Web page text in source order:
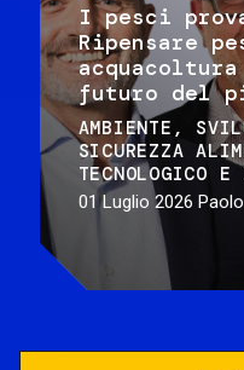
I pesci
Ripensare
futuro del
AMBIENTE
SICUREZZA
TECNOLOGICO E
01 Luglio 2026